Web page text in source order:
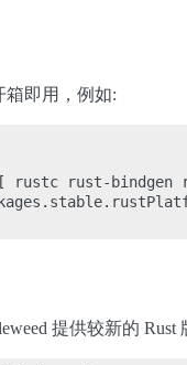
箱即用，例如:
rustc rust-bindgen
提供较新的